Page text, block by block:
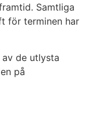
Samtliga
för terminen har
de utlysta
på